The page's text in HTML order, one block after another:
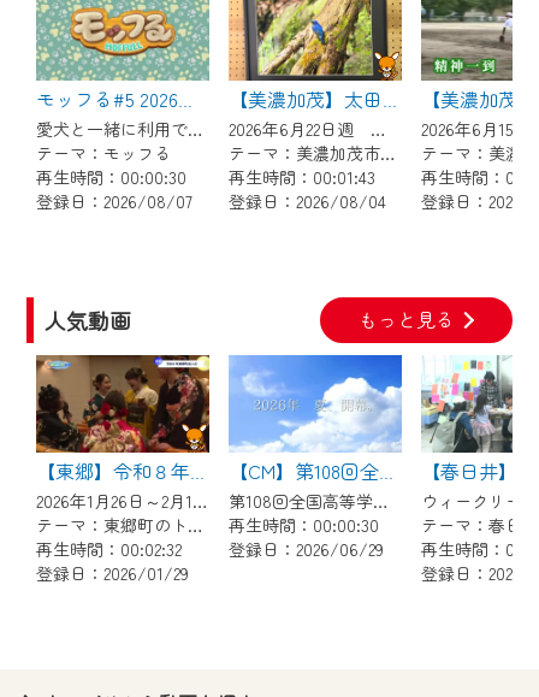
モッフる#5 2026年8月16日～放送！
愛犬と一緒に利用できるエリア内外の「ドッグラン」や「ドッグカフェ」、猫にふれあうことのできる「猫カフェ」などペットと楽しめる施設情報をお届けします。 【放送日時】 （月・水）19:00～ （火・木）6:30～ （土）18:00～ （日）9:00～
テーマ：モッフる
再生時間：00:00:30
登録日：2026/08/07
【美濃加茂】太田宿野鳥写真展
2026年6月22日週 ウィークリーみのかもにて放送
テーマ：美濃加茂市のトピックス
再生時間：00:01:43
登録日：2026/08/04
再生時間：
登録日：
人気動画 もっと見る
【東郷】令和８年東郷町成人式
2026年1月26日～2月1日放送
テーマ：東郷町のトピックス
再生時間：00:02:32
登録日：2026/01/29
【CM】第108回全国高等学校野球選手権 地方大会
第108回全国高等学校野球選手権 地方大会のCMです
再生時間：00:00:30
登録日：2026/06/29
再生時間：
登録日：2025/
※マイページへのログインには、MyIDが必
要となります。
※MyIDとは、CCNet Web TVを含むCCNetの
各種サービスをご利用頂くためのIDです。
IDはお客様が使っているメールアドレス
で設定できます。
（GmailやYahooなどのフリーメールアドレ
※CCNetアプリをご利用中の方は引き続き
ご視聴いただけます。
＜メンテナンス情報＞
CCNetWebTVのリニューアルにともないメ
ンテナンス作業を予定しています。
日時 9/24 9:30～16:30